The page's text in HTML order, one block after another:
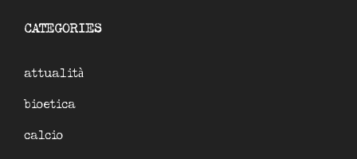
CATEGORIES
attualità
bioetica
calcio